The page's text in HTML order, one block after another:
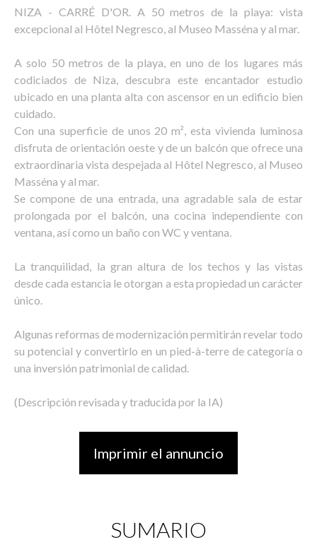
NIZA - CARRÉ D'OR. A 50 metros de la playa: vista
excepcional al Hôtel Negresco, al Museo Masséna y al mar.
A solo 50 metros de la playa, en uno de los lugares más
codiciados de Niza, descubra este encantador estudio
ubicado en una planta alta con ascensor en un edificio bien
cuidado.
Con una superficie de unos 20 m², esta vivienda luminosa
disfruta de orientación oeste y de un balcón que ofrece una
extraordinaria vista despejada al Hôtel Negresco, al Museo
Masséna y al mar.
Se compone de una entrada, una agradable sala de estar
prolongada por el balcón, una cocina independiente con
ventana, así como un baño con WC y ventana.
La tranquilidad, la gran altura de los techos y las vistas
desde cada estancia le otorgan a esta propiedad un carácter
único.
Algunas reformas de modernización permitirán revelar todo
su potencial y convertirlo en un pied-à-terre de categoría o
una inversión patrimonial de calidad.
(Descripción revisada y traducida por la IA)
Imprimir el annuncio
SUMARIO